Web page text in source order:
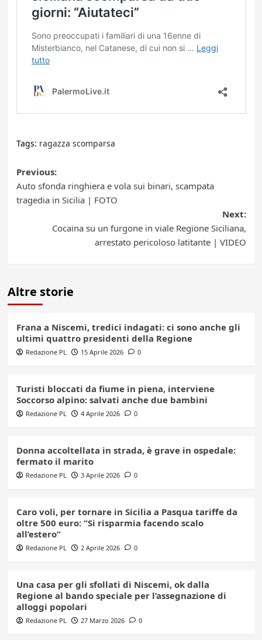
Tags: ragazza scomparsa
Post
navigation
Previous:
Auto sfonda ringhiera e vola sui binari, scampata
tragedia in Sicilia | FOTO
Next:
Cocaina su un furgone in viale Regione Siciliana,
arrestato pericoloso latitante | VIDEO
Altre storie
Frana a Niscemi, tredici indagati: ci sono anche gli
ultimi quattro presidenti della Regione
Redazione PL 15 Aprile 2026 0
Turisti bloccati da fiume in piena, interviene
Soccorso alpino: salvati anche due bambini
Redazione PL 4 Aprile 2026 0
Donna accoltellata in strada, è grave in ospedale:
fermato il marito
Redazione PL 3 Aprile 2026 0
Caro voli, per tornare in Sicilia a Pasqua tariffe da
oltre 500 euro: “Si risparmia facendo scalo
all’estero”
Redazione PL 2 Aprile 2026 0
Una casa per gli sfollati di Niscemi, ok dalla
Regione al bando speciale per l’assegnazione di
alloggi popolari
Redazione PL 27 Marzo 2026 0